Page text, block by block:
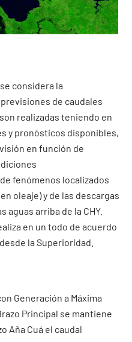
considera la
de caudales
realizadas teniendo en
y pronósticos disponibles,
en función de
fenómenos localizados
oleaje) y de las descargas
arriba de la CHY.
en un todo de acuerdo
la Superioridad.
Generación a Máxima
Principal se mantiene
Aña Cuá el caudal